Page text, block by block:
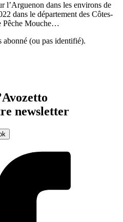
l’Arguenon dans les environs de
dans le département des Côtes-
Pêche Mouche…
abonné (ou pas identifié).
newsletter